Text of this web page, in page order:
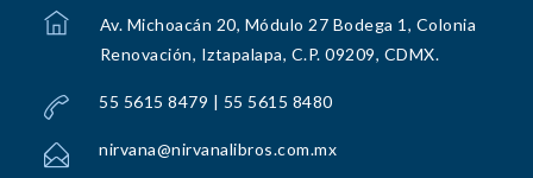
Av. Michoacán 20, Módulo 27 Bodega 1, Colonia
Renovación, Iztapalapa, C.P. 09209, CDMX.
55 5615 8479 | 55 5615 8480
nirvana@nirvanalibros.com.mx